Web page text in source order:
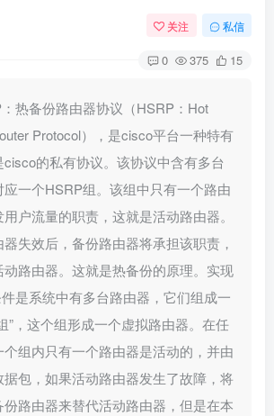
关注 私信
0 375 15
热备份路由器协议（HSRP：Hot
Protocol），是cisco平台一种特有
cisco的私有协议。该协议中含有多台
应一个HSRP组。该组中只有一个路由
户流量的职责，这就是活动路由器。
失效后，备份路由器将承担该职责，
动路由器。这就是热备份的原理。实现
是系统中有多台路由器，它们组成一
”，这个组形成一个虚拟路由器。在任
组内只有一个路由器是活动的，并由
包，如果活动路由器发生了故障，将
路由器来替代活动路由器，但是在本